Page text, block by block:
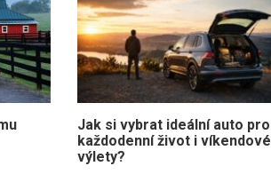
Jak si vybrat ideální auto pro
každodenní život i víkendové
výlety?